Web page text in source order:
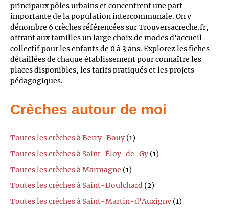
principaux pôles urbains et concentrent une part
importante de la population intercommunale. On y
dénombre 6 crèches référencées sur Trouversacreche.fr,
offrant aux familles un large choix de modes d'accueil
collectif pour les enfants de 0 à 3 ans. Explorez les fiches
détaillées de chaque établissement pour connaître les
places disponibles, les tarifs pratiqués et les projets
pédagogiques.
Crèches autour de moi
Toutes les crèches à Berry-Bouy (1)
Toutes les crèches à Saint-Éloy-de-Gy (1)
Toutes les crèches à Marmagne (1)
Toutes les crèches à Saint-Doulchard (2)
Toutes les crèches à Saint-Martin-d'Auxigny (1)